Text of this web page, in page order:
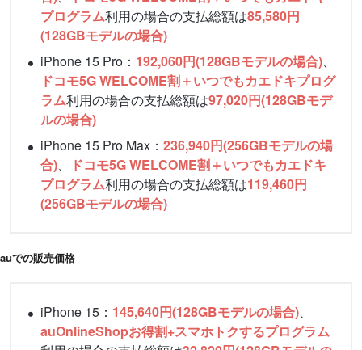
プログラム利用の場合の支払総額は85,580円
(128GBモデルの場合)
iPhone 15 Pro： 192,060円(128GBモデルの場合)、
ドコモ5G WELCOME割＋いつでもカエドキプログ
ラム利用の場合の支払総額は97,020円(128GBモデ
ルの場合)
iPhone 15 Pro Max： 236,940円(256GBモデルの場
合)、
ドコモ5G WELCOME割＋いつでもカエドキ
プログラム利用の場合の支払総額は119,460円
(256GBモデルの場合)
auでの販売価格
iPhone 15： 145,640円(128GBモデルの場合)、
auOnlineShopお得割+スマホトクするプログラム